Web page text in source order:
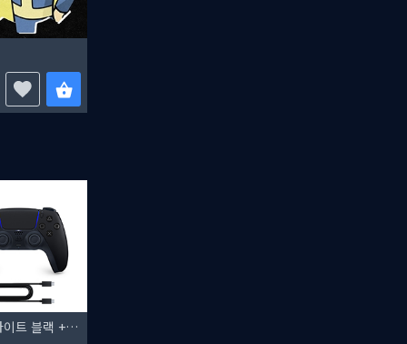
듀얼센스 무선 컨트롤러 미드나이트 블랙 + PC용 USB 케이블 + 프래그마타